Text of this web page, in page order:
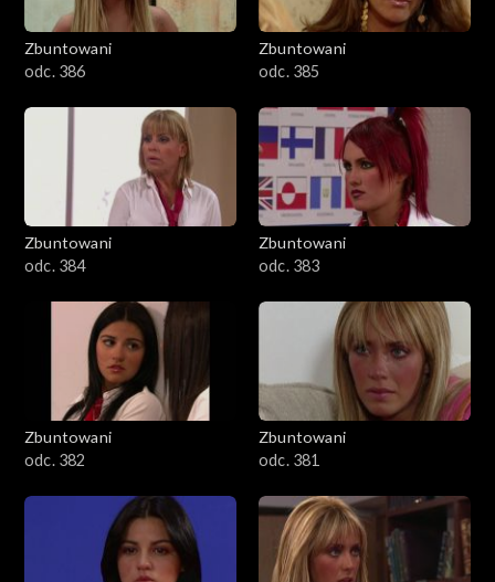
Zbuntowani
odc. 386
Zbuntowani
odc. 385
Zbuntowani
odc. 384
Zbuntowani
odc. 383
Zbuntowani
odc. 382
Zbuntowani
odc. 381